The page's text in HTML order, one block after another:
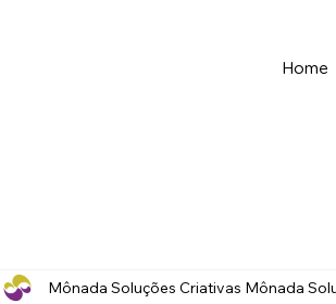
Home
Mônada Soluções Criativas Mônada